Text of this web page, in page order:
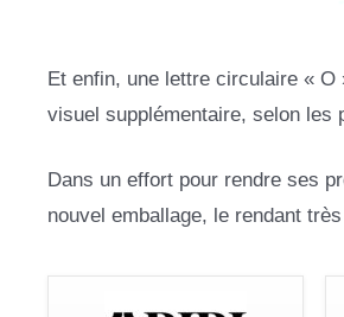
Et enfin, une lettre circulaire «
visuel supplémentaire, selon les
Dans un effort pour rendre ses
nouvel emballage, le rendant